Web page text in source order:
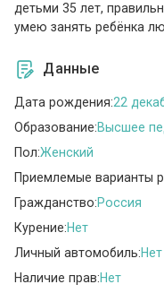
детьми 35 лет,
умею занять ребёнка
Данные
Дата рождения:22
Образование:Высшее
Пол:Женский
Приемлемые варианты
Гражданство:Россия
Курение:Нет
Личный автомобиль:Нет
Наличие прав:Нет